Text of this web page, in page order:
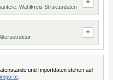
Wahlkreis-Strukturdaten
und Importdaten stehen auf